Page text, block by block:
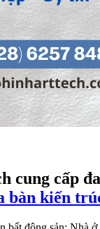
cung cấp
bàn kiến